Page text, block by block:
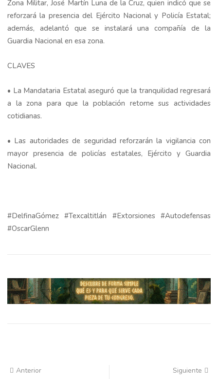
Zona Militar, José Martín Luna de la Cruz, quien indicó que se
reforzará la presencia del Ejército Nacional y Policía Estatal;
además, adelantó que se instalará una compañía de la
Guardia Nacional en esa zona.
CLAVES
• La Mandataria Estatal aseguró que la tranquilidad regresará
a la zona para que la población retome sus actividades
cotidianas.
• Las autoridades de seguridad reforzarán la vigilancia con
mayor presencia de policías estatales, Ejército y Guardia
Nacional.
#DelfinaGómez #Texcaltitlán #Extorsiones #Autodefensas
#OscarGlenn
Anterior Siguiente